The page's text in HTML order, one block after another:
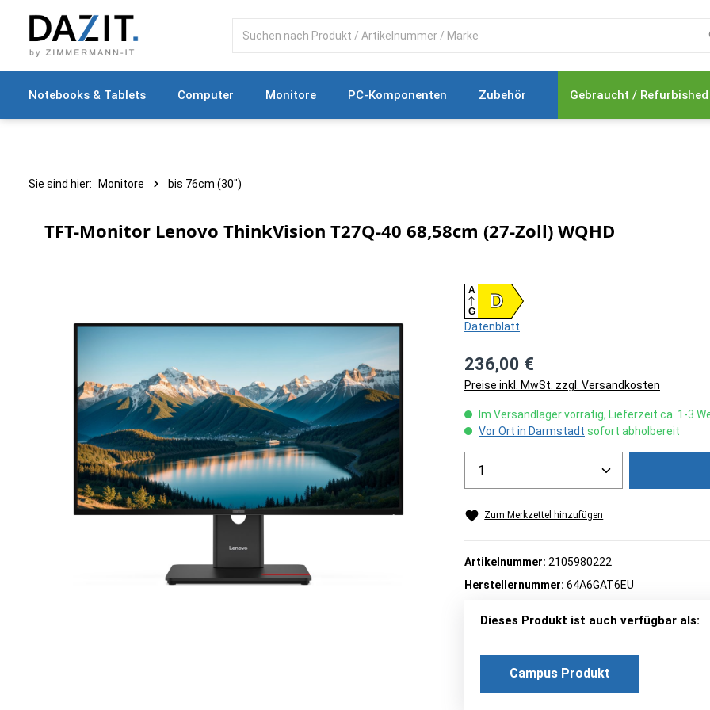
Zur Hauptnavigation springen
Notebooks & Tablets Computer Monitore PC-Komponenten Zubehör Gebraucht / Refurbished
Sie sind hier: Monitore bis 76cm (30")
TFT-Monitor Lenovo ThinkVision T27Q-40 68,58cm (27-Zoll) WQHD
D
A
G
Datenblatt
236,00 €
Preise inkl. MwSt. zzgl. Versandkosten
Im Versandlager vorrätig, Lieferzeit ca. 1-3
Vor Ort in Darmstadt sofort abholbereit
Produkt Anzahl: Gib den
Zum Merkzettel hinzufügen
Artikelnummer: 2105980222
Herstellernummer: 64A6GAT6EU
Dieses Produkt ist auch verfügbar als:
Campus Produkt